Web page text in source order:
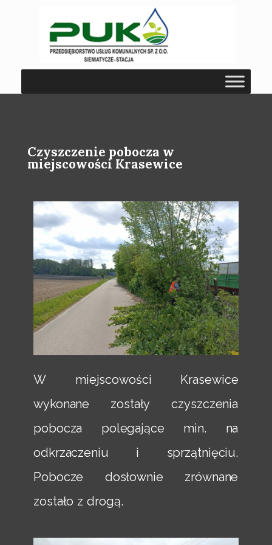
Czyszczenie pobocza w
miejscowości Krasewice
W miejscowości Krasewice
wykonane zostały czyszczenia
pobocza polegające min. na
odkrzaczeniu i sprzątnięciu.
Pobocze dosłownie zrównane
zostało z drogą.